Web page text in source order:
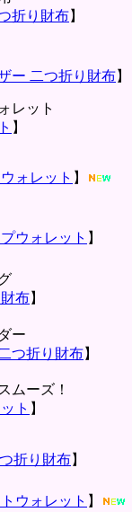
折り財布】
ー 二つ折り財布】
レット
】
ォレット 】
ウォレット 】
布】
ー
つ折り財布】
ムーズ！
ト 】
折り財布】
ウォレット 】